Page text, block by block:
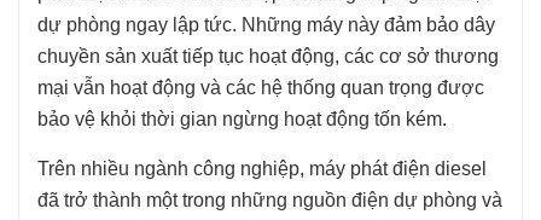
dự phòng ngay lập tức. Những máy này đảm bảo dây
chuyền sản xuất tiếp tục hoạt động, các cơ sở thương
mại vẫn hoạt động và các hệ thống quan trọng được
bảo vệ khỏi thời gian ngừng hoạt động tốn kém.
Trên nhiều ngành công nghiệp, máy phát điện diesel
đã trở thành một trong những nguồn điện dự phòng và